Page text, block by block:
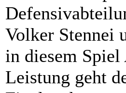
Volker Stennei
in diesem Spiel
Leistung geht